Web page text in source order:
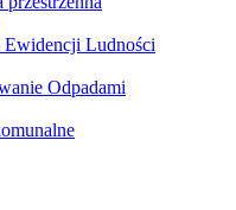
Ludności
Odpadami